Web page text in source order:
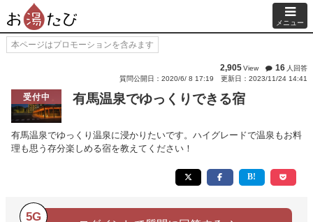
メニュー
本ページはプロモーションを含みます
2,905View 16 人回答
質問公開日：2020/6/ 8 17:19
更新日：2023/11/24 14:41
受付中 有馬温泉でゆっくりできる宿
有馬温泉でゆっくり温泉に浸かりたいです。ハイグレードで温泉もお料
理も思う存分楽しめる宿を教えてください！
5G